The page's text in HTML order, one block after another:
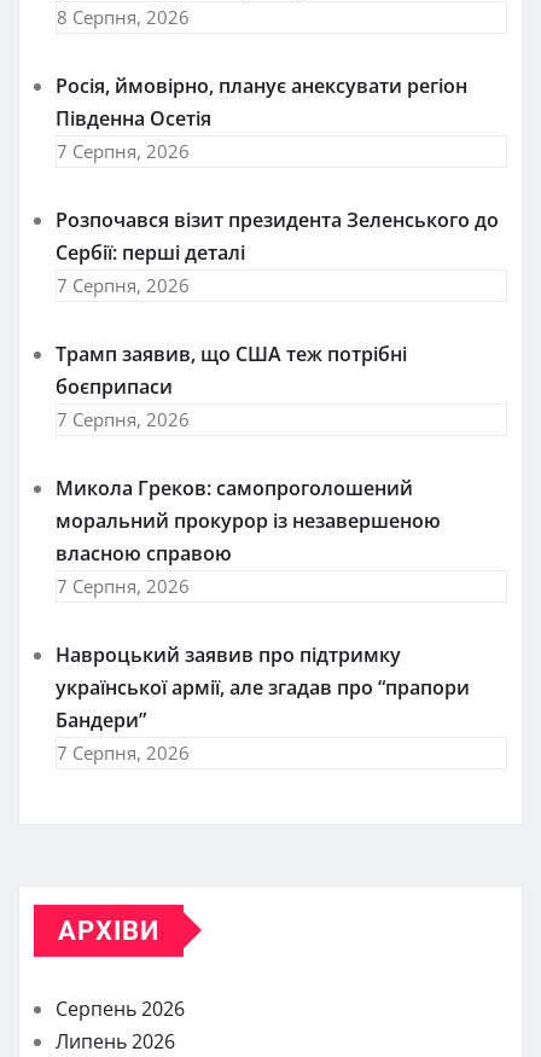
8 Серпня, 2026
Росія, ймовірно, планує анексувати регіон
Південна Осетія
7 Серпня, 2026
Розпочався візит президента Зеленського до
Сербії: перші деталі
7 Серпня, 2026
Трамп заявив, що США теж потрібні
боєприпаси
7 Серпня, 2026
Микола Греков: самопроголошений
моральний прокурор із незавершеною
власною справою
7 Серпня, 2026
Навроцький заявив про підтримку
української армії, але згадав про “прапори
Бандери”
7 Серпня, 2026
АРХІВИ
Серпень 2026
Липень 2026